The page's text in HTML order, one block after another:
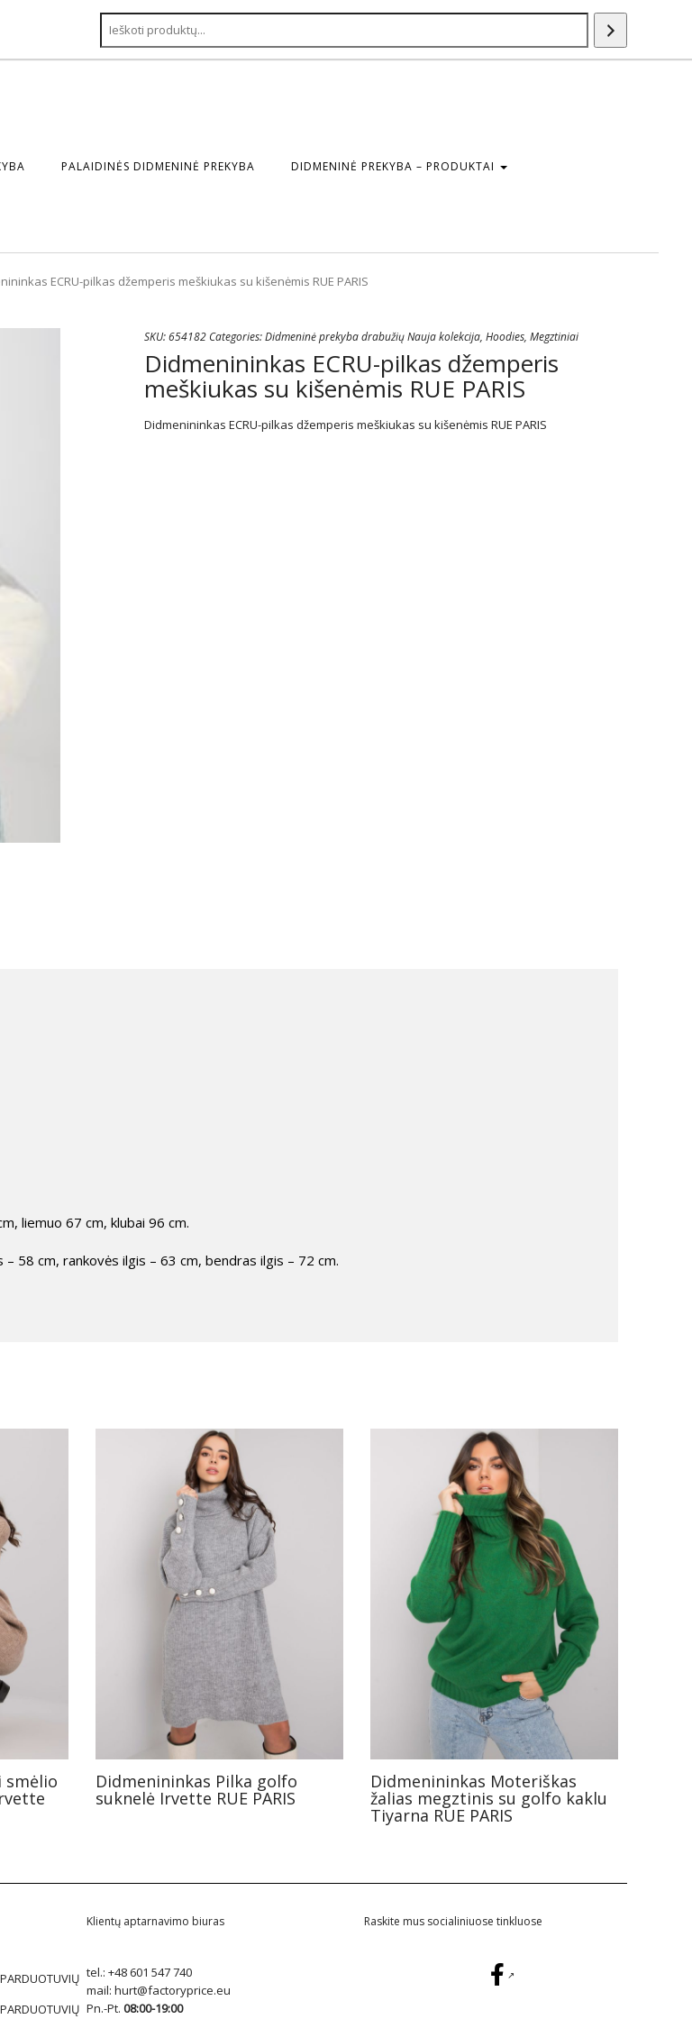
PALAIDINĖS DIDMENINĖ PREKYBA DIDMENINĖ PREKYBA – PRODUKTAI
ECRU-pilkas džemperis meškiukas su kišenėmis RUE PARIS
SKU:654182 Categories:Didmeninė prekyba drabužių Nauja kolekcija, Hoodies, Megztiniai
Didmenininkas ECRU-pilkas džemperis
meškiukas su kišenėmis RUE PARIS
Didmenininkas ECRU-pilkas džemperis meškiukas su kišenėmis RUE PARIS
liemuo 67 cm, klubai 96 cm.
58 cm, rankovės ilgis – 63 cm, bendras ilgis – 72 cm.
smėlio Didmenininkas Pilka golfo
suknelė Irvette RUE PARIS
Didmenininkas Moteriškas
žalias megztinis su golfo kaklu
Tiyarna RUE PARIS
Klientų aptarnavimo biuras
tel.: +48 601 547 740
mail: hurt@factoryprice.eu
Pn.-Pt. 08:00-19:00
Raskite mus socialiniuose tinkluose